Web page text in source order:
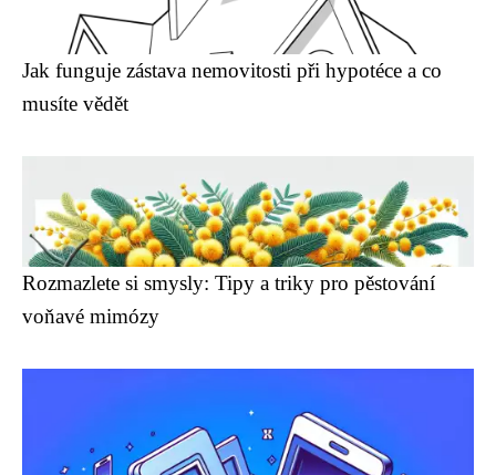
Jak funguje zástava nemovitosti při hypotéce a co
musíte vědět
Rozmazlete si smysly: Tipy a triky pro pěstování
voňavé mimózy